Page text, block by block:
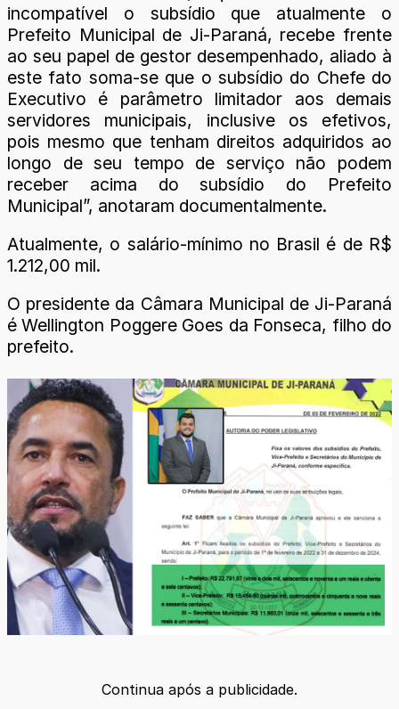
incompatível o subsídio que atualmente o
Prefeito Municipal de Ji-Paraná, recebe frente
ao seu papel de gestor desempenhado, aliado à
este fato soma-se que o subsídio do Chefe do
Executivo é parâmetro limitador aos demais
servidores municipais, inclusive os efetivos,
pois mesmo que tenham direitos adquiridos ao
longo de seu tempo de serviço não podem
receber acima do subsídio do Prefeito
Municipal”, anotaram documentalmente.
Atualmente, o salário-mínimo no Brasil é de R$
1.212,00 mil.
O presidente da Câmara Municipal de Ji-Paraná
é Wellington Poggere Goes da Fonseca, filho do
prefeito.
Continua após a publicidade.